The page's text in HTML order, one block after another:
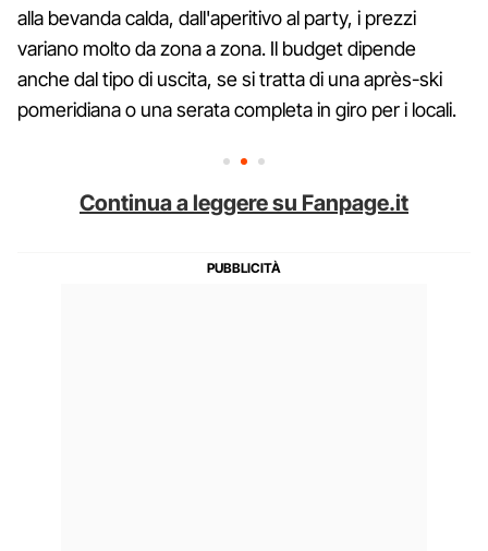
alla bevanda calda, dall'aperitivo al party, i prezzi
variano molto da zona a zona. Il budget dipende
anche dal tipo di uscita, se si tratta di una après-ski
pomeridiana o una serata completa in giro per i locali.
Continua a leggere su Fanpage.it